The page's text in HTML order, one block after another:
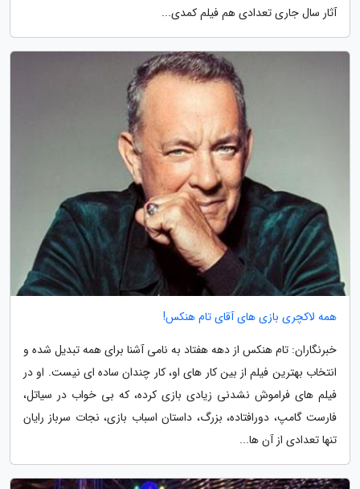
آثار سال جاری تعدادی هم فیلم کمدی...
همه لاکچری بازی های آقای تام هنکس!
خبرنگاران: تام هنکس از دهه هفتاد به نامی آشنا برای همه تبدیل شده و
انتخاب بهترین فیلم از بین کار های او، کار چندان ساده ای نیست. او در
فیلم های فراموش نشدنی زیادی بازی کرده، که بی خواب در سیاتل،
فارست گامپ، دورافتاده، بزرگ، داستان اسباب بازی، نجات سرباز رایان
تنها تعدادی از آن ها...